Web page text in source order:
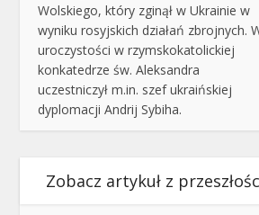
Wolskiego, który zginął w Ukrainie w
wyniku rosyjskich działań zbrojnych.
uroczystości w rzymskokatolickiej
konkatedrze św. Aleksandra
uczestniczył m.in. szef ukraińskiej
dyplomacji Andrij Sybiha.
Zobacz artykuł z